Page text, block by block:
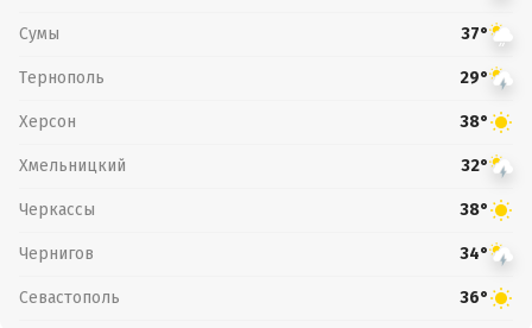
Сумы 37°
Тернополь 29°
Херсон 38°
Хмельницкий 32°
Черкассы 38°
Чернигов 34°
Севастополь 36°